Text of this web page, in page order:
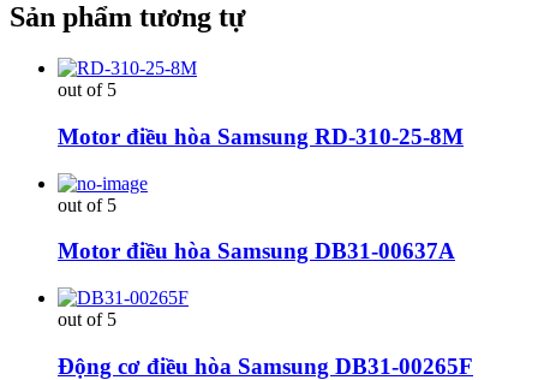
Sản phẩm tương tự
out of 5
Motor điều hòa Samsung RD-310-25-8M
out of 5
Motor điều hòa Samsung DB31-00637A
out of 5
Động cơ điều hòa Samsung DB31-00265F